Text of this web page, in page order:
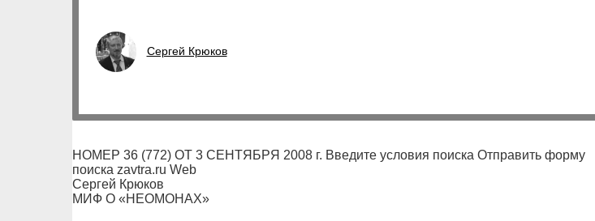
Сергей Крюков
НОМЕР 36 (772) ОТ 3 СЕНТЯБРЯ 2008 г. Введите условия поиска Отправить форму
поиска zavtra.ru Web
Сергей Крюков
МИФ О «НЕОМОНАХ»